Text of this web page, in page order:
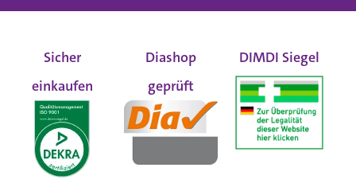
Sicher
einkaufen
Diashop
geprüft
DIMDI Siegel